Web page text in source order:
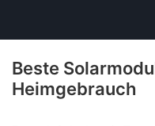
Beste
Heimgebrauch